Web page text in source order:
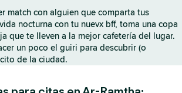
match con alguien que comparta tus
nocturna con tu nuevx bff, toma una copa
que te lleven a la mejor cafetería del lugar.
un poco el guiri para descubrir (o
de la ciudad.